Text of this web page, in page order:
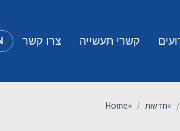
קשרי תעשייה צרו קשר
Home» חדשות»